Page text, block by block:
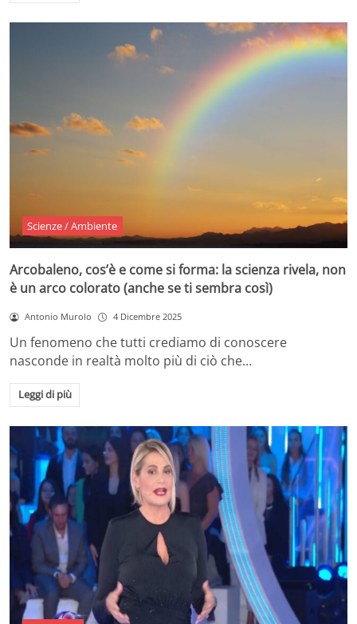
Scienze / Ambiente
Arcobaleno, cos’è e come si forma: la scienza rivela, non
è un arco colorato (anche se ti sembra così)
Antonio Murolo 4 Dicembre 2025
Un fenomeno che tutti crediamo di conoscere
nasconde in realtà molto più di ciò che…
Leggi di più